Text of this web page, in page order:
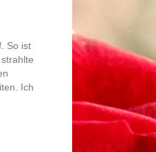
So ist
Ich